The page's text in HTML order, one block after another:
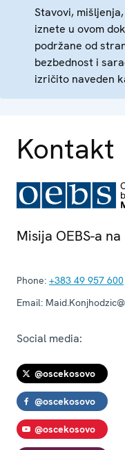
Stavovi,
iznete u ovom
podržane od
bezbednost i
izričito naveden
Kontakt
Misija OEBS-a
Phone: +383 49 957 600
Email:
Social media:
@oscekosovo
@oscekosovo
@oscekosovo